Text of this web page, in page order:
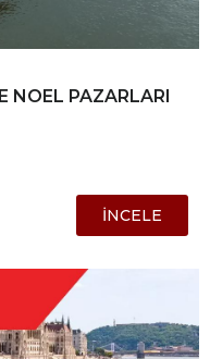
NOEL PAZARLARI
İNCELE